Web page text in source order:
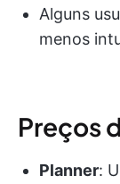
Alguns
menos
Preços
Planner: